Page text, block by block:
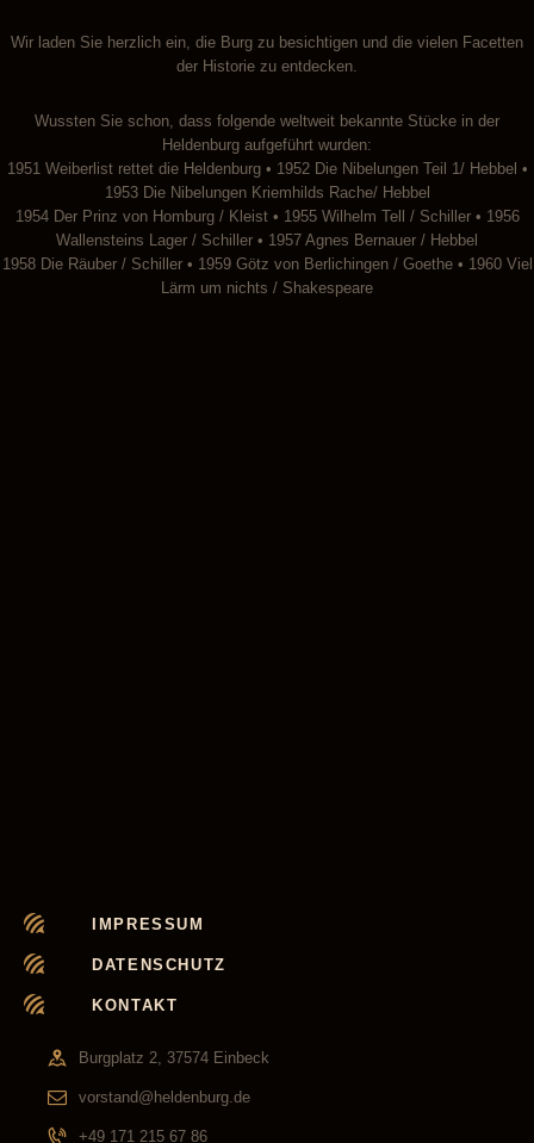
Wir laden Sie herzlich ein, die Burg zu besichtigen und die vielen Facetten
der Historie zu entdecken.
Wussten Sie schon, dass folgende weltweit bekannte Stücke in der
Heldenburg aufgeführt wurden:
1951 Weiberlist rettet die Heldenburg • 1952 Die Nibelungen Teil 1/ Hebbel •
1953 Die Nibelungen Kriemhilds Rache/ Hebbel
1954 Der Prinz von Homburg / Kleist • 1955 Wilhelm Tell / Schiller • 1956
Wallensteins Lager / Schiller • 1957 Agnes Bernauer / Hebbel
1958 Die Räuber / Schiller • 1959 Götz von Berlichingen / Goethe • 1960 Viel
Lärm um nichts / Shakespeare
IMPRESSUM
DATENSCHUTZ
KONTAKT
Burgplatz 2, 37574 Einbeck
vorstand@heldenburg.de
+49 171 215 67 86